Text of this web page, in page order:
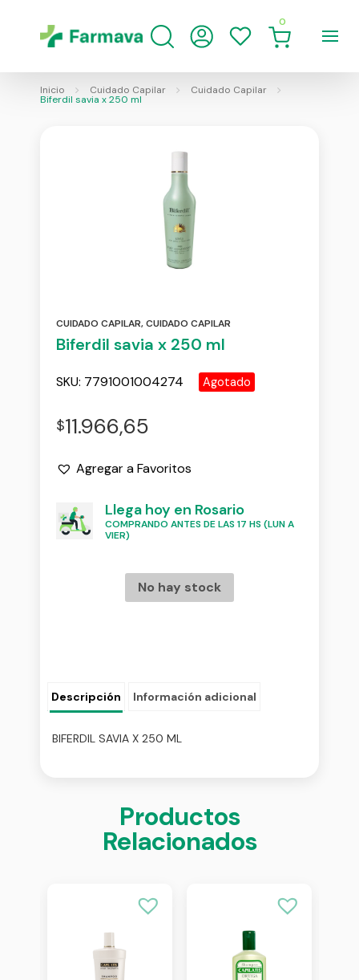
0
Inicio Cuidado Capilar Cuidado Capilar
Biferdil savia x 250 ml
CUIDADO CAPILAR,CUIDADO CAPILAR
Biferdil savia x 250 ml
SKU: 7791001004274 Agotado
$11.966,65
Agregar a Favoritos
Llega hoy en Rosario
COMPRANDO ANTES DE LAS 17 HS (LUN A
VIER)
No hay stock
Descripción Información adicional
BIFERDIL SAVIA X 250 ML
Productos
Relacionados